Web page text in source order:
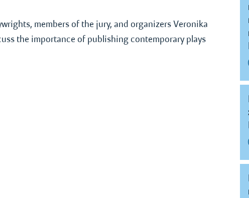
members of the jury, and organizers Veronika
the importance of publishing contemporary plays